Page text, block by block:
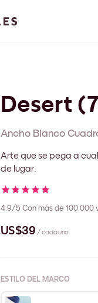
Desert
Ancho Blanco
Arte que se pega a
de lugar.
4.9/5 Con más de 100.000
US$39 / cada uno
ESTILO DEL MARCO